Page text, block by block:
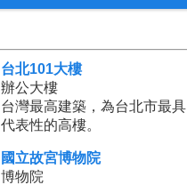
台北101大樓
辦公大樓
台灣最高建築，為台北市最具
代表性的高樓。
國立故宮博物院
博物院